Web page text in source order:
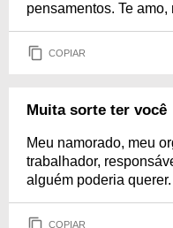
pensamentos. Te amo,
COPIAR
Muita sorte ter você
Meu namorado, meu
trabalhador,
alguém poderia
COPIAR